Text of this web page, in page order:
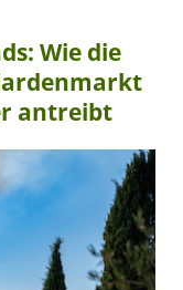
Wie die
antreibt